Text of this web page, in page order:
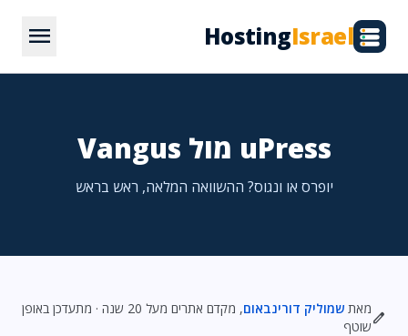
HostingIsrael
menu
uPress מול Vangus
יופרס או ונגוס? ההשוואה המלאה, ראש בראש
edit
מאת שמוליק דורינבאום
, מקדם אתרים מעל 20 שנה · מתעדכן באופן
שוטף